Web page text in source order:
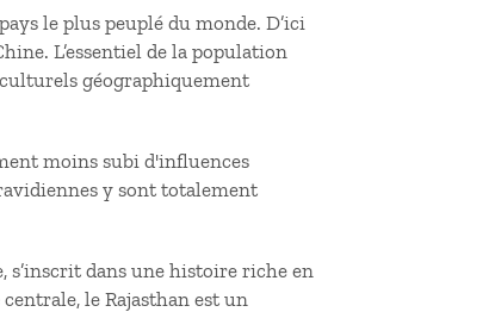
le plus peuplé du monde. D’ici
L’essentiel de la population
géographiquement
moins subi d'influences
y sont totalement
s’inscrit dans une histoire riche en
le Rajasthan est un